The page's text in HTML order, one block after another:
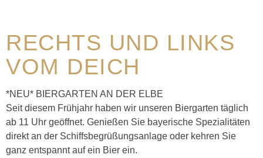
RECHTS UND LINKS
VOM DEICH
*NEU* BIERGARTEN AN DER ELBE
Seit diesem Frühjahr haben wir unseren Biergarten täglich
ab 11 Uhr geöffnet. Genießen Sie bayerische Spezialitäten
direkt an der Schiffsbegrüßungsanlage oder kehren Sie
ganz entspannt auf ein Bier ein.